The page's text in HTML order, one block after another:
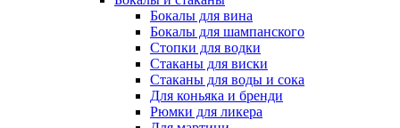
Бокалы для вина
Бокалы для шампанского
Стопки для водки
Стаканы для виски
Стаканы для воды и сока
Для коньяка и бренди
Рюмки для ликера